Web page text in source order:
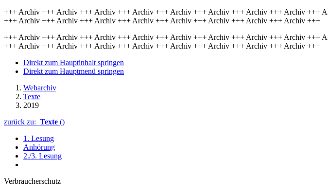
+++ Archiv +++ Archiv +++ Archiv +++ Archiv +++ Archiv +++ Archiv +++ Archiv +++ Archiv
+++ Archiv +++ Archiv +++ Archiv +++ Archiv +++ Archiv +++ Archiv +++ Archiv +++ Archiv +++
+++ Archiv +++ Archiv +++ Archiv +++ Archiv +++ Archiv +++ Archiv +++ Archiv +++ Archiv
+++ Archiv +++ Archiv +++ Archiv +++ Archiv +++ Archiv +++ Archiv +++ Archiv +++ Archiv +++
Direkt zum Hauptinhalt springen
Direkt zum Hauptmenü springen
Webarchiv
Texte
2019
zurück zu: Texte ()
1. Lesung
Anhörung
2./3. Lesung
Verbraucherschutz